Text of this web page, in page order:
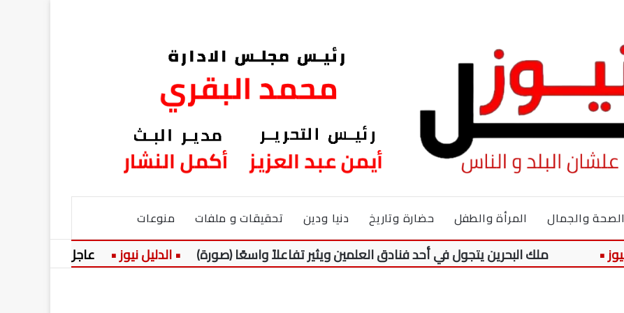
الصحة والجمال المرأة والطفل حضارة وتاريخ دنيا ودين تحقيقات و ملفات منوعات
ملك البحرين يتجول في أحد فنادق العلمين ويثير تفاعلاً واسعًا (صورة) عاجل: وفاة 7 وإصابة 6 آخرين.. وزير العمل يتابع حادث انقلاب سيارة عمال بالصف